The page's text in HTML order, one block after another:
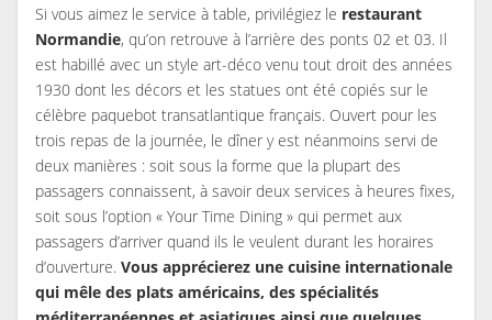
Si vous aimez le service à table, privilégiez le restaurant
Normandie, qu’on retrouve à l’arrière des ponts 02 et 03. Il
est habillé avec un style art-déco venu tout droit des années
1930 dont les décors et les statues ont été copiés sur le
célèbre paquebot transatlantique français. Ouvert pour les
trois repas de la journée, le dîner y est néanmoins servi de
deux manières : soit sous la forme que la plupart des
passagers connaissent, à savoir deux services à heures fixes,
soit sous l’option « Your Time Dining » qui permet aux
passagers d’arriver quand ils le veulent durant les horaires
d’ouverture. Vous apprécierez une cuisine internationale
qui mêle des plats américains, des spécialités